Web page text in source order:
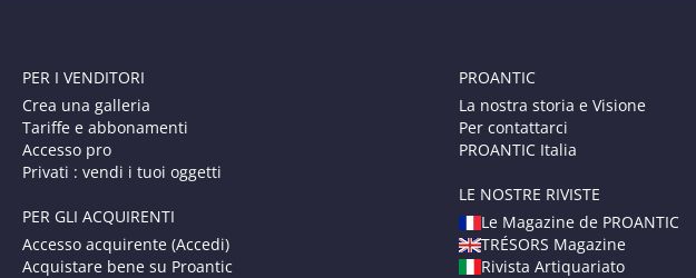
PER I VENDITORI
Crea una galleria
Tariffe e abbonamenti
Accesso pro
Privati : vendi i tuoi oggetti
PER GLI ACQUIRENTI
Accesso acquirente (Accedi)
Acquistare bene su Proantic
PROANTIC
La nostra storia e Visione
Per contattarci
PROANTIC Italia
LE NOSTRE RIVISTE
Le Magazine de PROANTIC
TRÉSORS Magazine
Rivista Artiquariato